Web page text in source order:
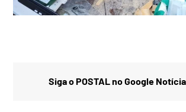
Siga o POSTAL no Google